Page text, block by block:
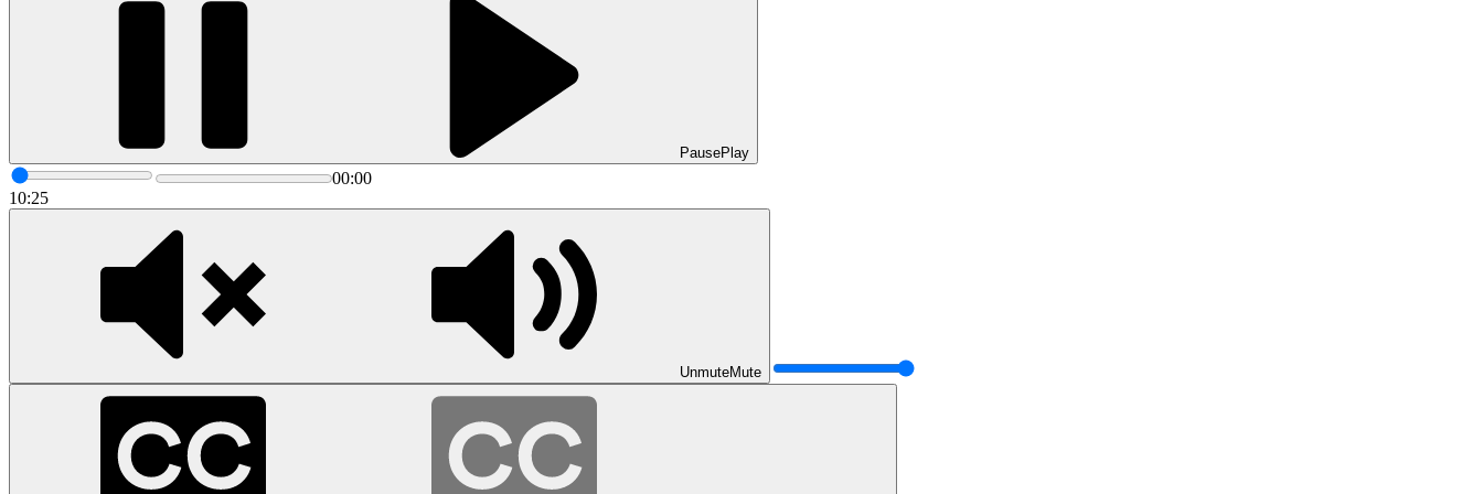
PausePlay
00:00
10:25
UnmuteMute